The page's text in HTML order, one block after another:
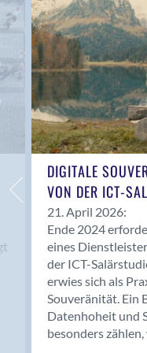
Anwil
Appenzell
Au SG
Baar
Baden
Balsthal
Balzers
Basel
Bassersdorf
Belp
Bendern
Benken (SG)
Bergdietikon
Berlin
Bern
Bern - Liebefeld
DIGITALE
VON DER ICT-
21. April 2026:
Ende 2024
eines
der ICT-
erwies sich als
Souveränität. Ein
Datenhoheit und
besonders